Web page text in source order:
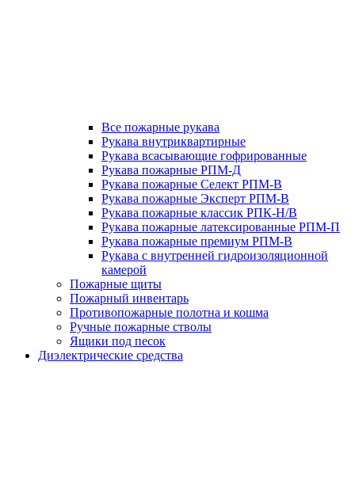
Все пожарные рукава
Рукава внутриквартирные
Рукава всасывающие гофрированные
Рукава пожарные РПМ-Д
Рукава пожарные Селект РПМ-В
Рукава пожарные Эксперт РПМ-В
Рукава пожарные классик РПК-Н/В
Рукава пожарные латексированные РПМ-П
Рукава пожарные премиум РПМ-В
Рукава с внутренней гидроизоляционной
камерой
Пожарные щиты
Пожарный инвентарь
Противопожарные полотна и кошма
Ручные пожарные стволы
Ящики под песок
Диэлектрические средства